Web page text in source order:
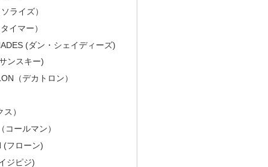
ライズ）
イマー）
(ダン・シェイディーズ)
ンスキー)
（デカトロン）
）
コールマン）
(フローン)
ジピジ)